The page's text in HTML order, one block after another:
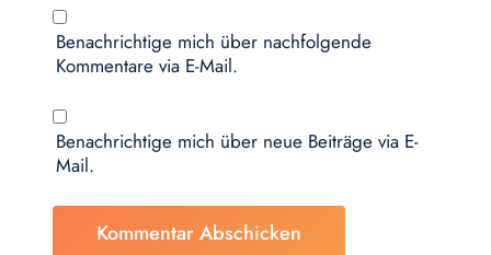
Benachrichtige mich über nachfolgende
Kommentare via E-Mail.
Benachrichtige mich über neue Beiträge via E-
Mail.